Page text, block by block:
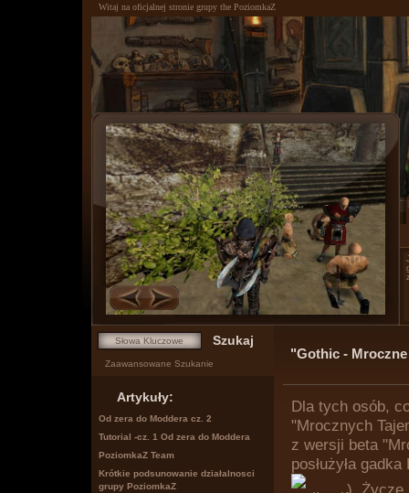
Witaj na oficjalnej stronie grupy the PoziomkaZ
0 1
Zaawansowane Szukanie
Artykuły:
Od zera do Moddera cz. 2
Tutorial -cz. 1 Od zera do Moddera
PoziomkaZ Team
Krótkie podsunowanie działalnosci
grupy PoziomkaZ
"Gothic -
Dla tych osób,
"Mrocznych
z wersji beta
posłużyła
). Życzę